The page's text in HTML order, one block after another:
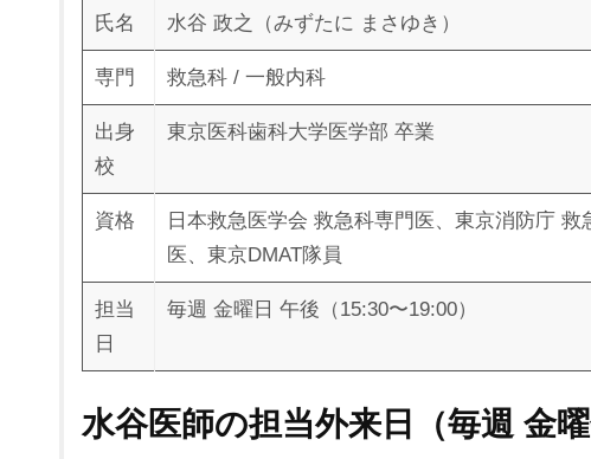
氏名 水谷 政之（みずたに まさゆき）
専門 救急科 / 一般内科
出身
校
東京医科歯科大学医学部 卒業
資格
日本救急医学会 救急科専門医、東京消防庁
医、東京DMAT隊員
担当
日
毎週 金曜日 午後（15:30〜19:00）
水谷医師の担当外来日（毎週 金曜